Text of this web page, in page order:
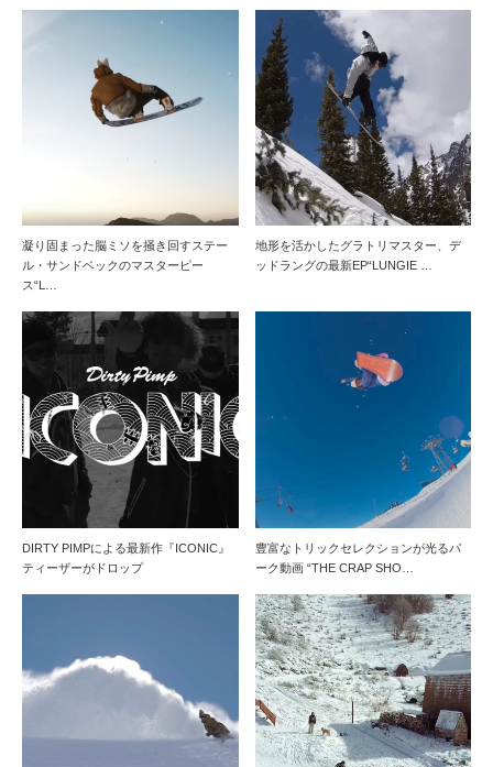
凝り固まった脳ミソを掻き回すステー
ル・サンドベックのマスターピー
ス“L…
地形を活かしたグラトリマスター、デ
ッドラングの最新EP“LUNGIE …
DIRTY PIMPによる最新作『ICONIC』
ティーザーがドロップ
豊富なトリックセレクションが光るパ
ーク動画 “THE CRAP SHO…